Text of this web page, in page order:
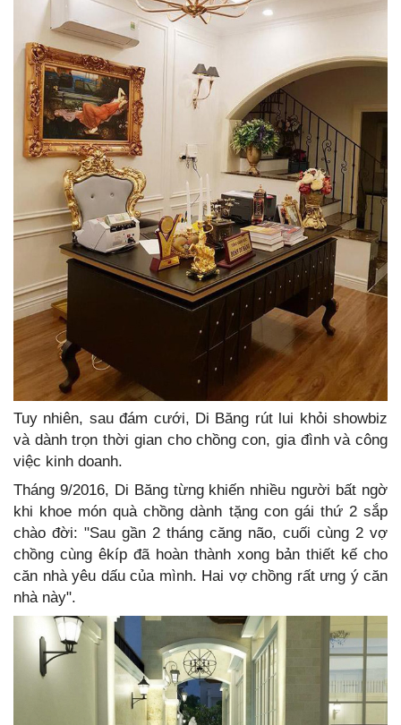
Tuy nhiên, sau đám cưới, Di Băng rút lui khỏi showbiz
và dành trọn thời gian cho chồng con, gia đình và công
việc kinh doanh.
Tháng 9/2016, Di Băng từng khiến nhiều người bất ngờ
khi khoe món quà chồng dành tặng con gái thứ 2 sắp
chào đời: "Sau gần 2 tháng căng não, cuối cùng 2 vợ
chồng cùng êkíp đã hoàn thành xong bản thiết kế cho
căn nhà yêu dấu của mình. Hai vợ chồng rất ưng ý căn
nhà này".